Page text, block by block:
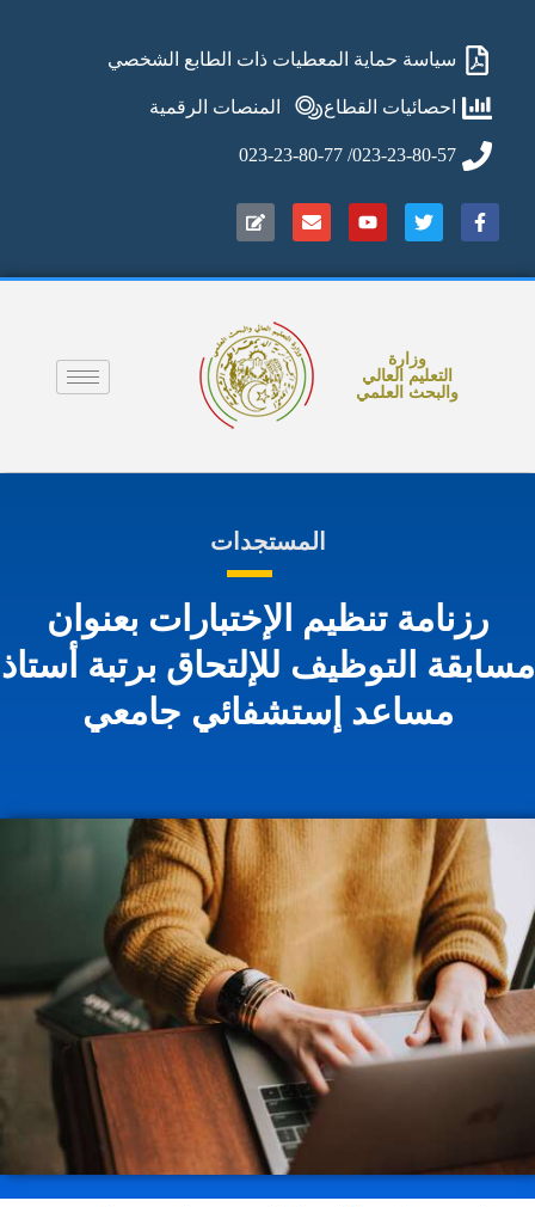
سياسة حماية المعطيات ذات الطابع الشخصي
احصائيات القطاع المنصات الرقمية
023-23-80-57/ 023-23-80-77
وزارة
التعليم العالي
والبحث العلمي
المستجدات
رزنامة تنظيم الإختبارات بعنوان
التوظيف للإلتحاق برتبة أستاذ
مساعد إستشفائي جامعي